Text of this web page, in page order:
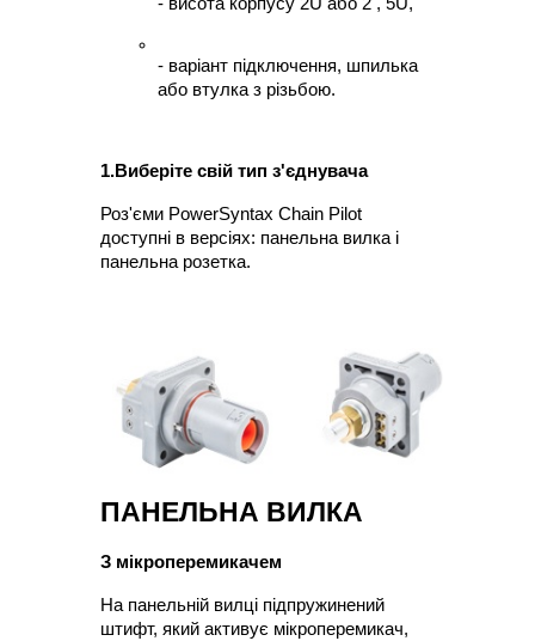
- варіант підключення, шпилька
або втулка з різьбою.
1.Виберіте свій тип з'єднувача
Роз'єми PowerSyntax Chain Pilot
доступні в версіях: панельна вилка і
панельна розетка.
ПАНЕЛЬНА ВИЛКА
З мікроперемикачем
На панельній вилці підпружинений
штифт, який активує мікроперемикач,